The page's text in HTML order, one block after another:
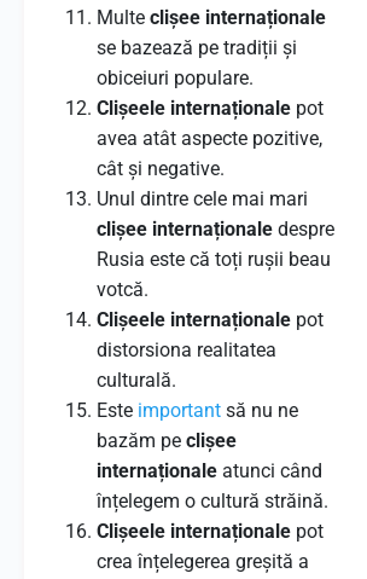
Multe clișee internaționale
se bazează pe tradiții și
obiceiuri populare.
Clișeele internaționale pot
avea atât aspecte pozitive,
cât și negative.
Unul dintre cele mai mari
clișee internaționale despre
Rusia este că toți rușii beau
votcă.
Clișeele internaționale pot
distorsiona realitatea
culturală.
Este important să nu ne
bazăm pe clișee
internaționale atunci când
înțelegem o cultură străină.
Clișeele internaționale pot
crea înțelegerea greșită a